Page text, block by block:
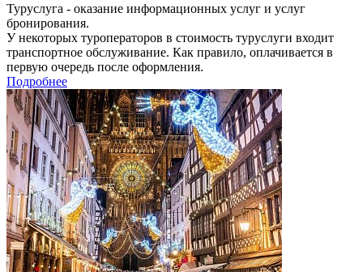
Туруслуга - оказание информационных услуг и услуг
бронирования.
У некоторых туроператоров в стоимость туруслуги входит
транспортное обслуживание. Как правило, оплачивается в
первую очередь после оформления.
Подробнее